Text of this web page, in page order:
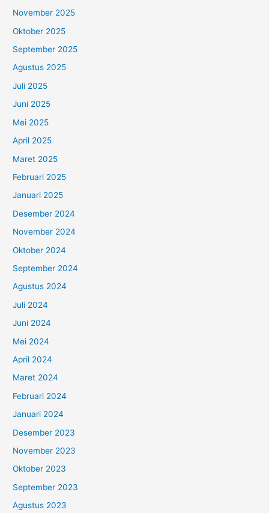
November 2025
Oktober 2025
September 2025
Agustus 2025
Juli 2025
Juni 2025
Mei 2025
April 2025
Maret 2025
Februari 2025
Januari 2025
Desember 2024
November 2024
Oktober 2024
September 2024
Agustus 2024
Juli 2024
Juni 2024
Mei 2024
April 2024
Maret 2024
Februari 2024
Januari 2024
Desember 2023
November 2023
Oktober 2023
September 2023
Agustus 2023